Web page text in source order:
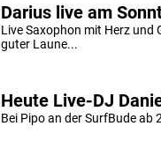
Darius live am
Live Saxophon mit Herz und
guter Laune...
Heute Live-DJ
Bei Pipo an der SurfBude ab